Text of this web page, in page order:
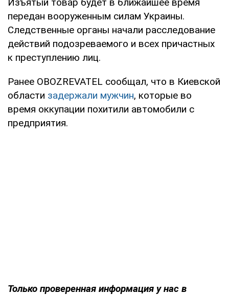
передан вооруженным силам Украины.
Следственные органы начали расследование
действий подозреваемого и всех причастных
к преступлению лиц.
Ранее OBOZREVATEL сообщал, что в Киевской
области задержали мужчин, которые во
время оккупации похитили автомобили с
предприятия.
Только проверенная информация у нас в